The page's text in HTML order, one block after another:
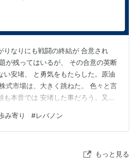
りなりにも戦闘の終結が 合意され
が残ってはいるが、 その合意の英断
い安堵、 と勇気をもたらした。原油
式市場は、大きく跳ねた。 色々と言
も本音では 安堵した事だろう。又イ
核問題を除いては、戦闘の終結に賛
一時期は、破談ともなる雲行であっ
たび実行 されていたからである。こ
み寄り #レバノン
もっと見る